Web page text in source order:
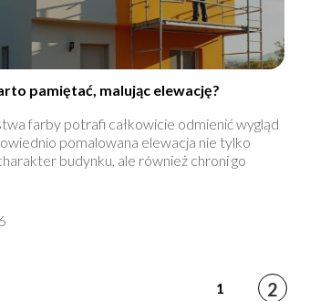
pamiętać, malując elewację?
farby potrafi całkowicie odmienić wygląd
pomalowana elewacja nie tylko
budynku, ale również chroni go
1 2